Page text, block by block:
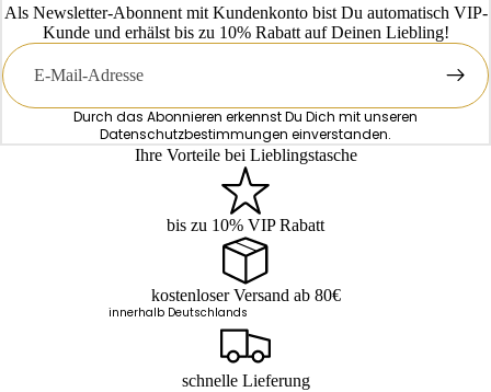
Als Newsletter-Abonnent mit Kundenkonto bist Du automatisch VIP-
Kunde und erhälst bis zu 10% Rabatt auf Deinen Liebling!
E-
Mail
Durch das Abonnieren erkennst Du Dich mit unseren
Datenschutzbestimmungen einverstanden.
Ihre Vorteile bei Lieblingstasche
bis zu 10% VIP Rabatt
kostenloser Versand ab 80€
innerhalb Deutschlands
schnelle Lieferung